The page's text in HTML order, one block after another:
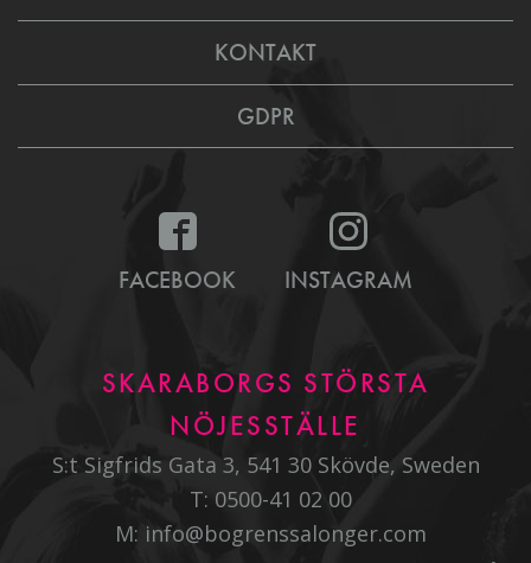
KONTAKT
GDPR
FACEBOOK INSTAGRAM
SKARABORGS STÖRSTA
NÖJESSTÄLLE
S:t Sigfrids Gata 3, 541 30 Skövde, Sweden
T: 0500-41 02 00
M: info@bogrenssalonger.com